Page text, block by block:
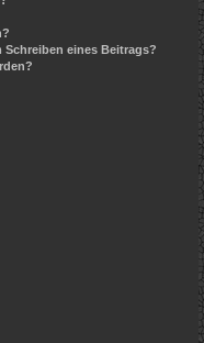
Schreiben eines Beitrags?